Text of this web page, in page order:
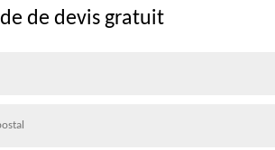
de devis gratuit